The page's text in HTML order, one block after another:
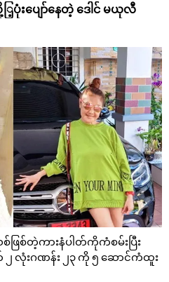
ပျော်နေတဲ့ ဒေါင် မယုလီ
စ်တဲ့ကားနံပါတ်ကိုကံစမ်းပြီး
လုံးဂဏန်း ၂၃ ကို ၅ ဆောင်ကံထူး